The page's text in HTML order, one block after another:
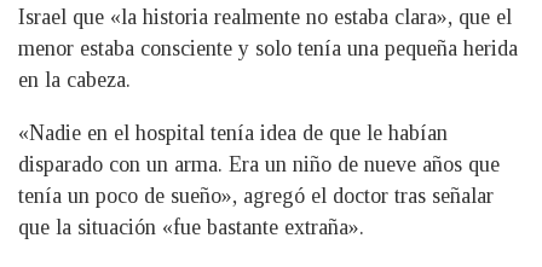
Israel que «la historia realmente no estaba clara», que el
menor estaba consciente y solo tenía una pequeña herida
en la cabeza.
«Nadie en el hospital tenía idea de que le habían
disparado con un arma. Era un niño de nueve años que
tenía un poco de sueño», agregó el doctor tras señalar
que la situación «fue bastante extraña».